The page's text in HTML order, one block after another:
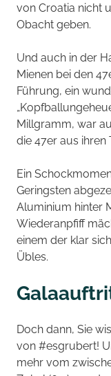
von Croatia nicht
Obacht geben.
Und auch in der
Mienen bei den
Führung, ein
Millgramm, war
die 47er aus ihren
Ein
Geringsten
Aluminium hinter
Wiederanpfiff
einem der klar
Übles.
Doch dann, Sie
von #esgrubert!
mehr vom